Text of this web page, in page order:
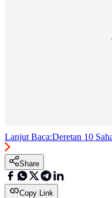
Lanjut Baca:Deretan 10
Share
Copy Link